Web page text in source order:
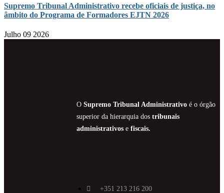
Supremo Tribunal Administrativo recebe oficiais de justiça, no
âmbito do Programa de Formadores EJTN 2026
Julho 09 2026
O Supremo Tribunal Administrativoé o órgão
superior da hierarquia dos tribunais
administrativose fiscais.
+351 213 216 200